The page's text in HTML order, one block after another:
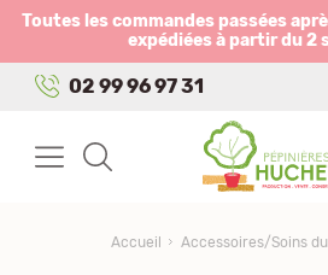
Toutes les commandes passées
expédiées à partir du 2
02 99 96 97 31
Accueil Accessoires/Soins
Panneau de gestion des cookies